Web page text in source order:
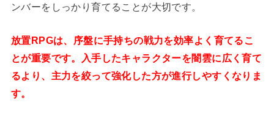
ンバーをしっかり育てることが大切です。
放置RPGは、序盤に手持ちの戦力を効率よく育てるこ
とが重要です。入手したキャラクターを闇雲に広く育て
るより、主力を絞って強化した方が進行しやすくなりま
す。